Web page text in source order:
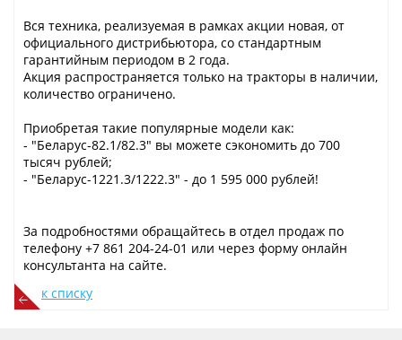
Вся техника, реализуемая в рамках акции новая, от
официального дистрибьютора, со стандартным
гарантийным периодом в 2 года.
Акция распространяется только на тракторы в наличии,
количество ограничено.
Приобретая такие популярные модели как:
- "Беларус-82.1/82.3" вы можете сэкономить до 700
тысяч рублей;
- "Беларус-1221.3/1222.3" - до 1 595 000 рублей!
За подробностями обращайтесь в отдел продаж по
телефону +7 861 204-24-01 или через форму онлайн
консультанта на сайте.
к списку